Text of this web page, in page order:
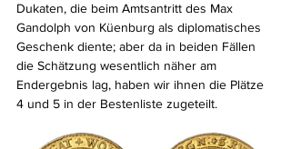
Dukaten, die beim Amtsantritt des Max
Gandolph von Küenburg als diplomatisches
Geschenk diente; aber da in beiden Fällen
die Schätzung wesentlich näher am
Endergebnis lag, haben wir ihnen die Plätze
4 und 5 in der Bestenliste zugeteilt.